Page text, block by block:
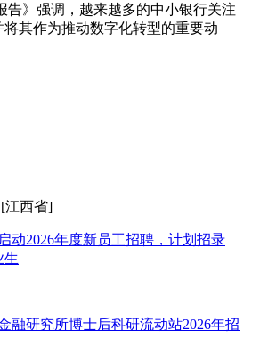
告》强调，越来越多的中小银行关注
其作为推动数字化转型的重要动
[江西省]
动2026年度新员工招聘，计划招录
生
融研究所博士后科研流动站2026年招